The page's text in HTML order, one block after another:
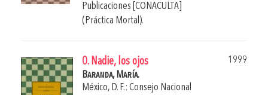
Publicaciones [CONACULTA]
(Práctica Mortal).
0. Nadie, los ojos
1999
Baranda, María.
México, D. F.: Consejo Nacional